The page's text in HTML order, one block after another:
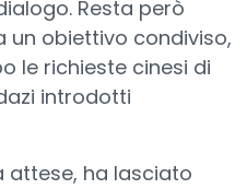
Resta però
un obiettivo condiviso,
le richieste cinesi di
introdotti
attese, ha lasciato